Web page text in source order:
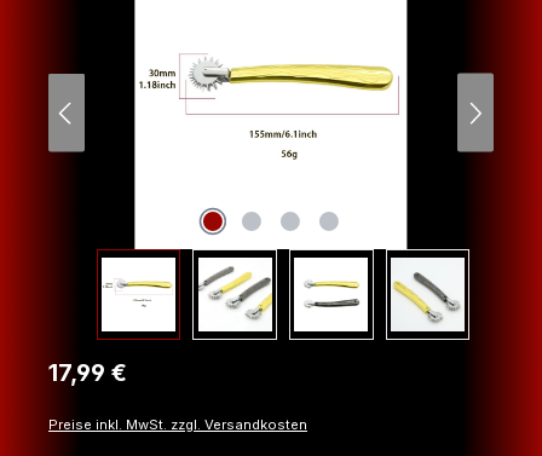
Regulärer Preis:
17,99 €
Preise inkl. MwSt. zzgl. Versandkosten